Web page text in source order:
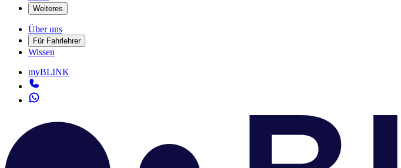
Weiteres
Über uns
Für Fahrlehrer
Wissen
myBLINK